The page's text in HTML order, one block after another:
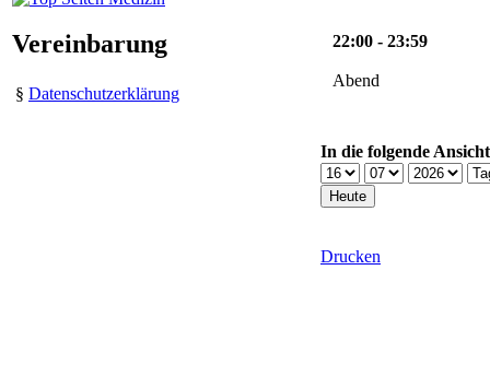
Vereinbarung
§ Datenschutzerklärung
22:00 - 23:59
Abend
In die folgende
Drucken